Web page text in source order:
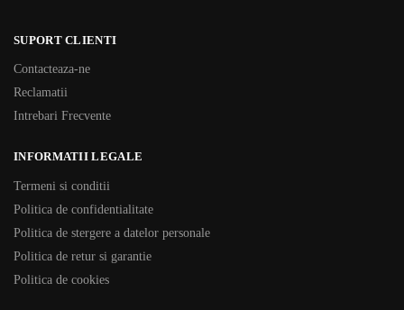
SUPORT CLIENTI
Contacteaza-ne
Reclamatii
Intrebari Frecvente
INFORMATII LEGALE
Termeni si conditii
Politica de confidentialitate
Politica de stergere a datelor personale
Politica de retur si garantie
Politica de cookies